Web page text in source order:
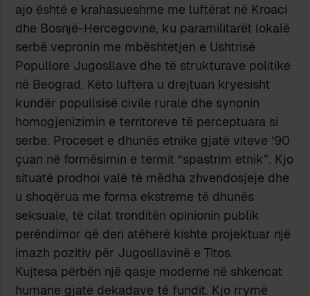
ajo është e krahasueshme me luftërat në Kroaci
dhe Bosnjë-Hercegovinë, ku paramilitarët lokalë
serbë vepronin me mbështetjen e Ushtrisë
Popullore Jugosllave dhe të strukturave politike
në Beograd. Këto luftëra u drejtuan kryesisht
kundër popullsisë civile rurale dhe synonin
homogjenizimin e territoreve të perceptuara si
serbe. Proceset e dhunës etnike gjatë viteve ‘90
çuan në formësimin e termit “spastrim etnik”. Kjo
situatë prodhoi valë të mëdha zhvendosjeje dhe
u shoqërua me forma ekstreme të dhunës
seksuale, të cilat tronditën opinionin publik
perëndimor që deri atëherë kishte projektuar një
imazh pozitiv për Jugosllavinë e Titos.
Kujtesa përbën një qasje moderne në shkencat
humane gjatë dekadave të fundit. Kjo rrymë